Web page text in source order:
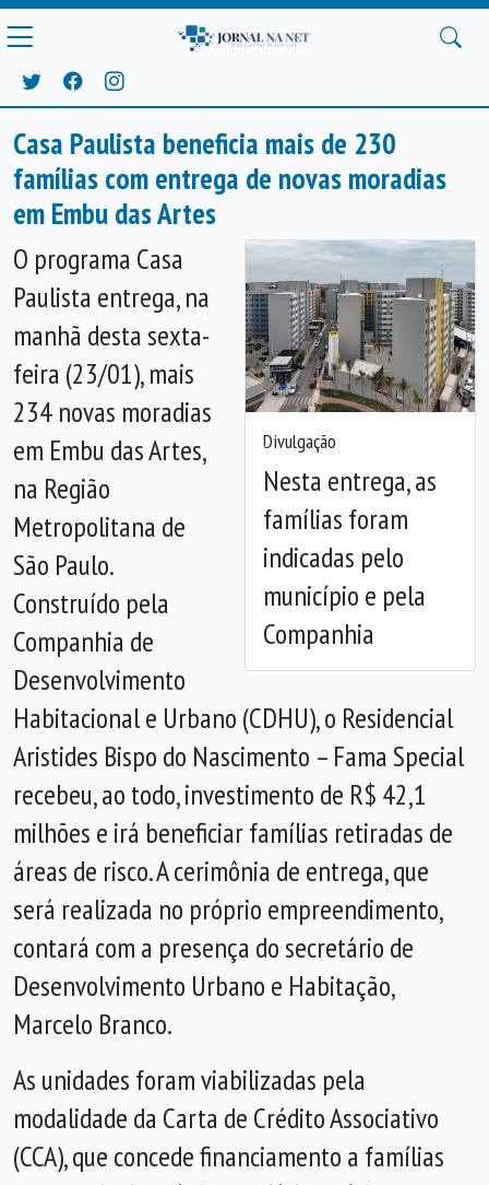
Casa Paulista beneficia mais de 230
famílias com entrega de novas moradias
em Embu das Artes
Divulgação
Nesta entrega, as
famílias foram
indicadas pelo
município e pela
Companhia
Anterior
O programa Casa
Paulista entrega, na
manhã desta sexta-
feira (23/01), mais
234 novas moradias
em Embu das Artes,
na Região
Metropolitana de
São Paulo.
Construído pela
Companhia de
Desenvolvimento
Habitacional e Urbano (CDHU), o Residencial
Aristides Bispo do Nascimento – Fama Special
recebeu, ao todo, investimento de R$ 42,1
milhões e irá beneficiar famílias retiradas de
áreas de risco. A cerimônia de entrega, que
será realizada no próprio empreendimento,
contará com a presença do secretário de
Desenvolvimento Urbano e Habitação,
Marcelo Branco.
As unidades foram viabilizadas pela
modalidade da Carta de Crédito Associativo
(CCA), que concede financiamento a famílias